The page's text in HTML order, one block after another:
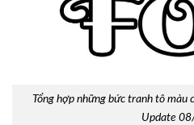
Tổng hợp những bức tranh tô màu
Update